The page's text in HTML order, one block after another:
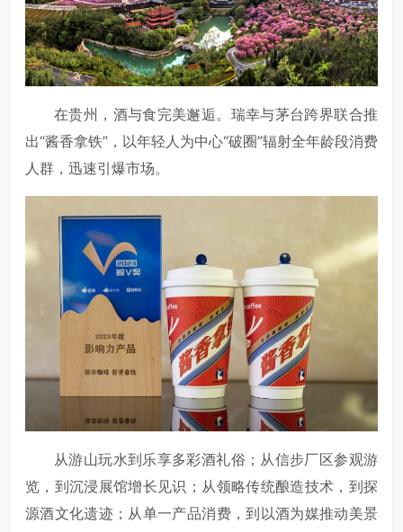
在贵州，酒与食完美邂逅。瑞幸与茅台跨界联合推
出“酱香拿铁”，以年轻人为中心“破圈”辐射全年龄段消费
人群，迅速引爆市场。
从游山玩水到乐享多彩酒礼俗；从信步厂区参观游
览，到沉浸展馆增长见识；从领略传统酿造技术，到探
源酒文化遗迹；从单一产品消费，到以酒为媒推动美景